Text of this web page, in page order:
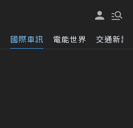
國際車訊 電能世界 交通新訊